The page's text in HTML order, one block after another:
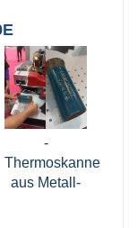
-
Thermoskanne
aus Metall-